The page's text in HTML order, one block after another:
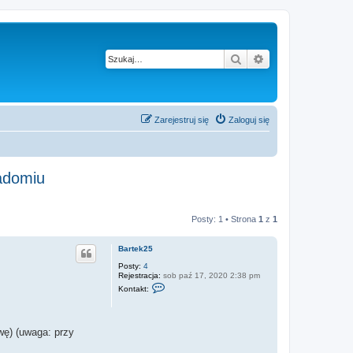
Szukaj
Zaloguj się
Zarejestruj się
Posty: 1 • Strona 1 z 1
Bartek25
Posty: 4
Rejestracja: sob paź 17, 2020 2:38 pm
Kontakt:
(uwaga: przy